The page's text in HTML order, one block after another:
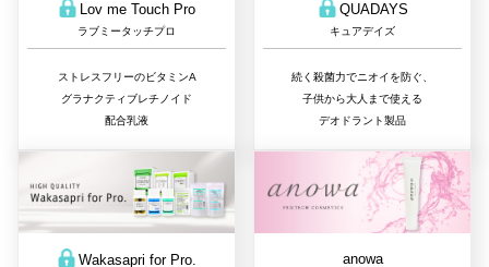
Lov me Touch Pro
ラブミータッチプロ
ストレスフリーのビタミンA
グラナクティブレチノイド
配合乳液
QUADAYS
キュアデイズ
続く殺菌力でニオイを防ぐ、
子供から大人まで使える
デオドラント製品
Wakasapri for Pro. anowa